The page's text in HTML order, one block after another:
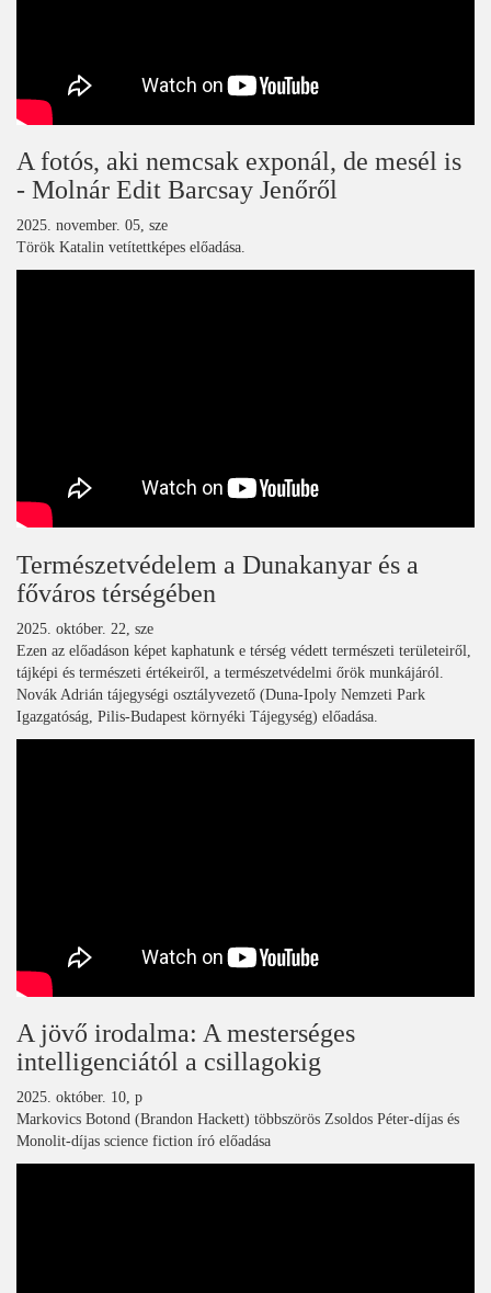
A fotós, aki nemcsak exponál, de mesél is
- Molnár Edit Barcsay Jenőről
2025. november. 05, sze
Török Katalin vetítettképes előadása.
Természetvédelem a Dunakanyar és a
főváros térségében
2025. október. 22, sze
Ezen az előadáson képet kaphatunk e térség védett természeti területeiről,
tájképi és természeti értékeiről, a természetvédelmi őrök munkájáról.
Novák Adrián tájegységi osztályvezető (Duna-Ipoly Nemzeti Park
Igazgatóság, Pilis-Budapest környéki Tájegység) előadása.
A jövő irodalma: A mesterséges
intelligenciától a csillagokig
2025. október. 10, p
Markovics Botond (Brandon Hackett) többszörös Zsoldos Péter-díjas és
Monolit-díjas science fiction író előadása